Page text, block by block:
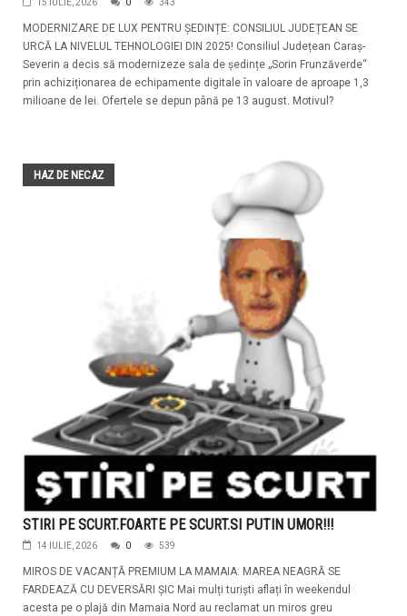
MODERNIZARE DE LUX PENTRU ȘEDINȚE: CONSILIUL JUDEȚEAN SE
URCĂ LA NIVELUL TEHNOLOGIEI DIN 2025! Consiliul Județean Caraș-
Severin a decis să modernizeze sala de ședințe „Sorin Frunzăverde“
prin achiziționarea de echipamente digitale în valoare de aproape 1,3
milioane de lei. Ofertele se depun până pe 13 august. Motivul?
HAZ DE NECAZ
STIRI PE SCURT.FOARTE PE SCURT.SI PUTIN UMOR!!!
14 IULIE, 2026 0 539
MIROS DE VACANȚĂ PREMIUM LA MAMAIA: MAREA NEAGRĂ SE
FARDEAZĂ CU DEVERSĂRI ȘIC Mai mulți turiști aflați în weekendul
acesta pe o plajă din Mamaia Nord au reclamat un miros greu